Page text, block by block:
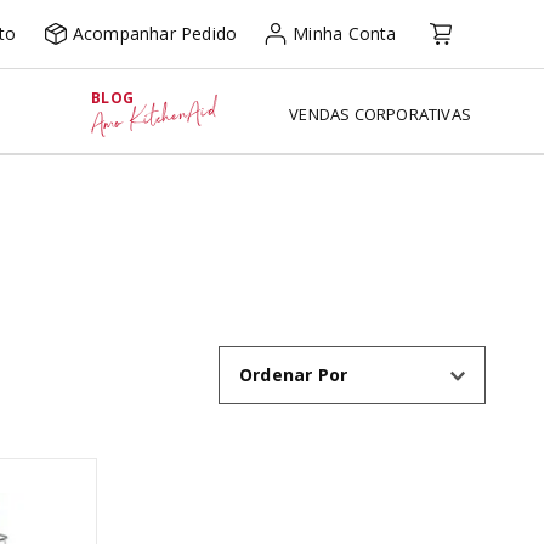
Acompanhar Pedido Minha Conta
BLOG
Amo KitchenAid VENDAS CORPORATIVAS
Ordenar Por